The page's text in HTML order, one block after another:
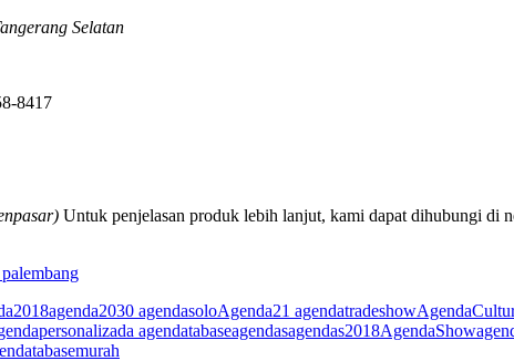
Selatan
8417
Untuk penjelasan produk lebih lanjut, kami dapat dihubungi di
agenda2030 agendasoloAgenda21 agendatradeshow
agendatabaseagendasagendas2018AgendaShow